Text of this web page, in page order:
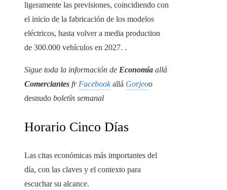
ligeramente las previsiones, coincidiendo con
el inicio de la fabricación de los modelos
eléctricos, hasta volver a media production
de 300.000 vehículos en 2027. .
Sigue toda la información de Economía allá
Comerciantes fr Facebookallá Gorjeoo
desnudo boletín semanal
Horario Cinco Días
Las citas económicas más importantes del
día, con las claves y el contexto para
escuchar su alcance.